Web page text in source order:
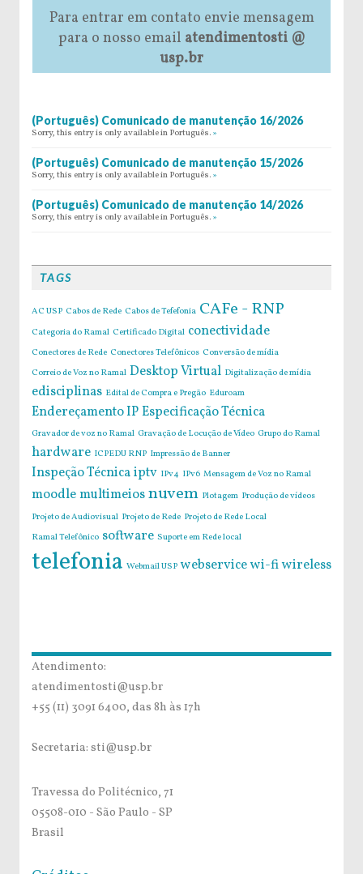
Para entrar em contato envie mensagem
para o nosso email atendimentosti @
usp.br
(Português) Comunicado de manutenção 16/2026
Sorry, this entry is only available in Português. »
(Português) Comunicado de manutenção 15/2026
Sorry, this entry is only available in Português. »
(Português) Comunicado de manutenção 14/2026
Sorry, this entry is only available in Português. »
TAGS
AC USP Cabos de Rede Cabos de Tefefonia CAFe - RNP
Categoria do Ramal Certificado Digital conectividade
Conectores de Rede Conectores Telefônicos Conversão de mídia
Correio de Voz no Ramal Desktop Virtual Digitalização de mídia
edisciplinas Edital de Compra e Pregão Eduroam
Endereçamento IPEspecificação Técnica
Gravador de voz no Ramal Gravação de Locução de Vídeo Grupo do Ramal
hardware ICPEDU RNP Impressão de Banner
Inspeção Técnicaiptv IPv4 IPv6 Mensagem de Voz no Ramal
moodlemultimeiosnuvem Plotagem Produção de vídeos
Projeto de Audiovisual Projeto de Rede Projeto de Rede Local
Ramal Telefônico software Suporte em Rede local
telefonia Webmail USP webservicewi-fiwireless
Atendimento:
atendimentosti@usp.br
+55 (11) 3091 6400, das 8h às 17h
Secretaria: sti@usp.br
Travessa do Politécnico, 71
05508-010 - São Paulo - SP
Brasil